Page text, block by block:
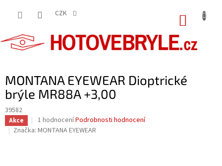
CZK
MONTANA EYEWEAR Dioptrické
brýle MR88A +3,00
39582
Akce
Průměrné
hodnocení
1 hodnoceníPodrobnosti hodnocení
Značka: MONTANA EYEWEAR